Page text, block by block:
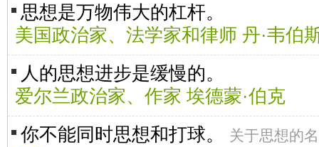
思想是万物伟大的杠杆。
美国政治家、法学家和律师 丹·韦伯
人的思想进步是缓慢的。
爱尔兰政治家、作家 埃德蒙·伯克
你不能同时思想和打球。
关于思想的